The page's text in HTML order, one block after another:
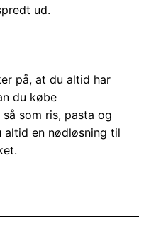
ud.
på, at du altid har
du købe
som ris, pasta og
altid en nødløsning til